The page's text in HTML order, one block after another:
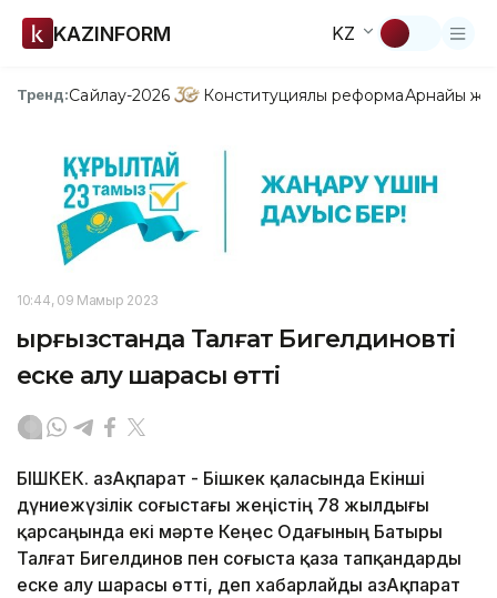
KAZINFORM KZ
Тренд:Сайлау-2026 Конституциялық реформаАрнайы
10:44, 09 Мамыр 2023
Қырғызстанда Талғат Бигелдиновті
еске алу шарасы өтті
БІШКЕК. ҚазАқпарат - Бішкек қаласында Екінші
дүниежүзілік соғыстағы жеңістің 78 жылдығы
қарсаңында екі мәрте Кеңес Одағының Батыры
Талғат Бигелдинов пен соғыста қаза тапқандарды
еске алу шарасы өтті, деп хабарлайды ҚазАқпарат